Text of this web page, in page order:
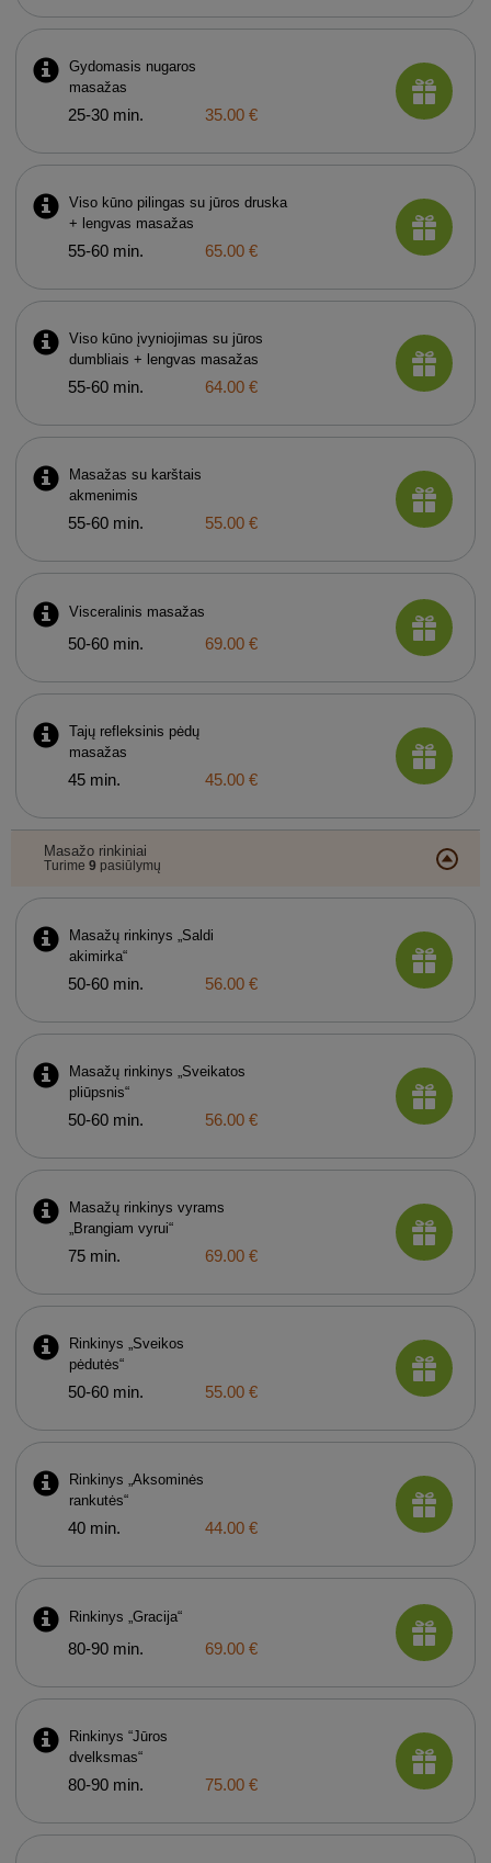
Gydomasis nugaros
masažas
25-30 min. 35.00 €
Viso kūno pilingas su jūros druska
+ lengvas masažas
55-60 min. 65.00 €
Viso kūno įvyniojimas su jūros
dumbliais + lengvas masažas
55-60 min. 64.00 €
Masažas su karštais
akmenimis
55-60 min. 55.00 €
Visceralinis masažas
50-60 min. 69.00 €
Tajų refleksinis pėdų
masažas
45 min. 45.00 €
Masažo rinkiniai
Turime 9 pasiūlymų
Masažų rinkinys „Saldi
akimirka“
50-60 min. 56.00 €
Masažų rinkinys „Sveikatos
pliūpsnis“
50-60 min. 56.00 €
Masažų rinkinys vyrams
„Brangiam vyrui“
75 min. 69.00 €
Rinkinys „Sveikos
pėdutės“
50-60 min. 55.00 €
Rinkinys „Aksominės
rankutės“
40 min. 44.00 €
Rinkinys „Gracija“
80-90 min. 69.00 €
Rinkinys “Jūros
dvelksmas“
80-90 min. 75.00 €